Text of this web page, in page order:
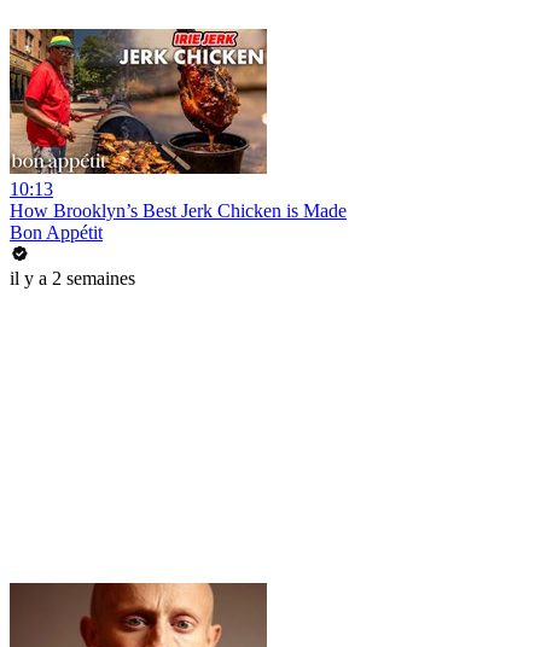
10:13
How Brooklyn’s Best Jerk Chicken is Made
Bon Appétit
il y a 2 semaines